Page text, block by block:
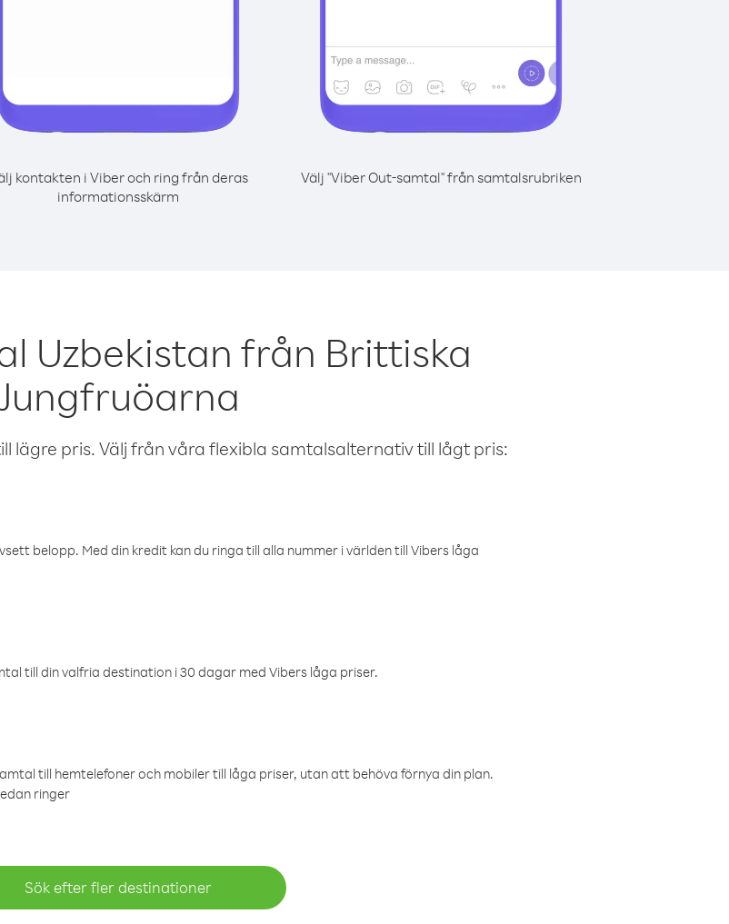
kontakten i Viber och ring från deras
informationsskärm
Välj "Viber Out-samtal" från samtalsrubriken
Uzbekistan från Brittiska
lägre pris. Välj från våra flexibla samtalsalternativ till lågt pris:
belopp. Med din kredit kan du ringa till alla nummer i världen till Vibers låga
till din valfria destination i 30 dagar med Vibers låga priser.
till hemtelefoner och mobiler till låga priser, utan att behöva förnya din plan.
ringer
Sök efter fler destinationer